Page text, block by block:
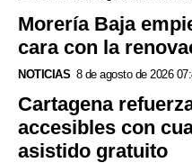
Morería Baja
cara con la
NOTICIAS 8 de agosto de 2026
Cartagena
accesibles con
asistido gratuito